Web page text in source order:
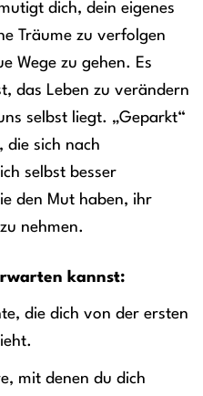
dich, dein eigenes
Träume zu verfolgen
Wege zu gehen. Es
das Leben zu verändern
selbst liegt. „Geparkt“
die sich nach
selbst besser
den Mut haben, ihr
nehmen.
kannst:
die dich von der ersten
mit denen du dich